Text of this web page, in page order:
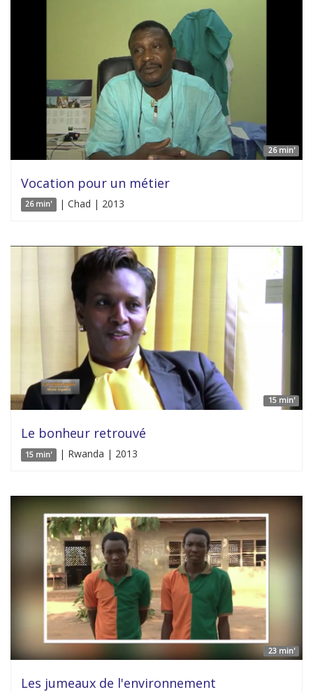
26 min'
Vocation pour un métier
26 min' | Chad | 2013
15 min'
Le bonheur retrouvé
15 min' | Rwanda | 2013
23 min'
Les jumeaux de l'environnement